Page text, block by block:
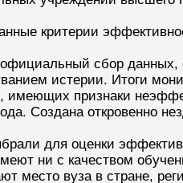
критерии
сбор данных,
истерии. Итоги
имеющих признаки
Создана откровенно
для оценки
ни с качеством
место вуза в стране,